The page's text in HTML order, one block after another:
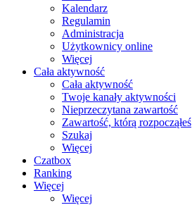
Kalendarz
Regulamin
Administracja
Użytkownicy online
Więcej
Cała aktywność
Cała aktywność
Twoje kanały aktywności
Nieprzeczytana zawartość
Zawartość, którą rozpocząłeś
Szukaj
Więcej
Czatbox
Ranking
Więcej
Więcej